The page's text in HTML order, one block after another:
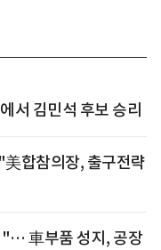
서 김민석 후보 승리
합참의장, 출구전략
"… 車부품 성지, 공장